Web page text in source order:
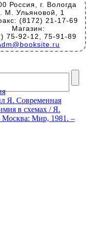
Россия, г. Вологда
М. Ульяновой, 1
(8172) 21-17-69
Магазин:
75-92-12, 75-91-89
Я. Современная
в схемах / Я.
Мир, 1981. –